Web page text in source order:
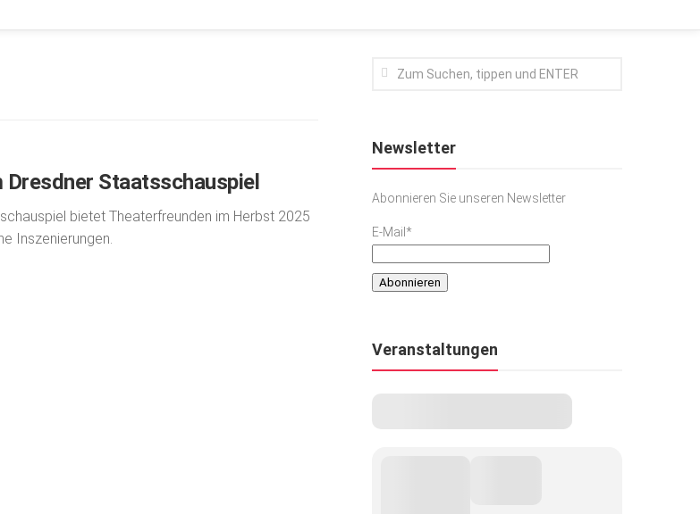
Dresdner Staatsschauspiel
bietet Theater­freunden im Herbst 2025
Inszenierun­gen.
Newsletter
Abonnieren Sie unseren Newsletter
E-Mail*
Veranstaltungen